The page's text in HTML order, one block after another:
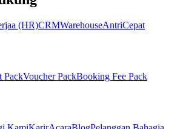
(HR)CRMWarehouseAntriCepat
PackVoucher PackBooking Fee Pack